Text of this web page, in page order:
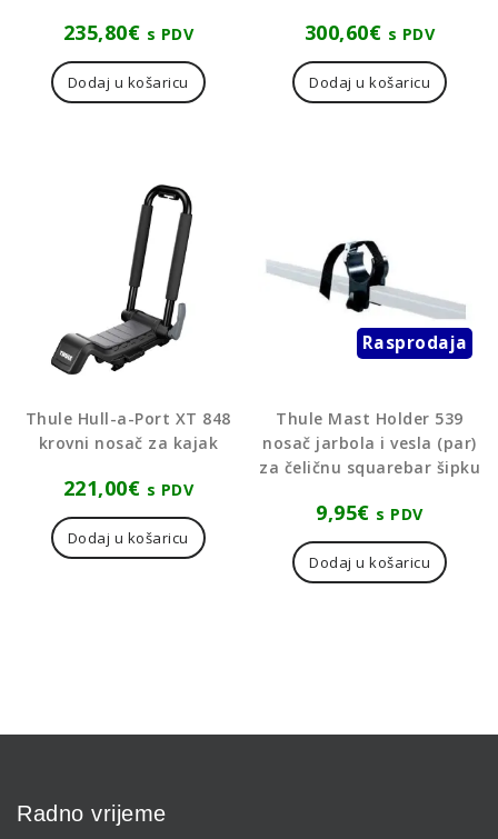
235,80€ s PDV
Dodaj u košaricu
300,60€ s PDV
Dodaj u košaricu
Thule Hull-a-Port XT 848
krovni nosač za kajak
221,00€ s PDV
Dodaj u košaricu
Rasprodaja
Thule Mast Holder 539
nosač jarbola i vesla (par)
za čeličnu squarebar šipku
9,95€ s PDV
Dodaj u košaricu
Radno vrijeme